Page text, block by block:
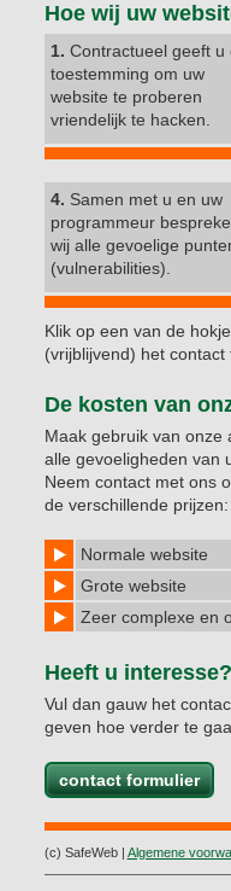
Hoe wij uw
1. Contractueel geeft u
toestemming om uw
website te proberen
vriendelijk te hacken.
4. Samen met u en uw
programmeur
wij alle gevoelige
(vulnerabilities).
Klik op een van de
(vrijblijvend) het
De kosten van
Maak gebruik van onze
alle gevoeligheden van
Neem contact met ons
de verschillende prijzen:
Normale website
Grote website
Zeer complexe en
Heeft u interesse?
Vul dan gauw het
geven hoe verder te
contact formulier
(c) SafeWeb | Algemene